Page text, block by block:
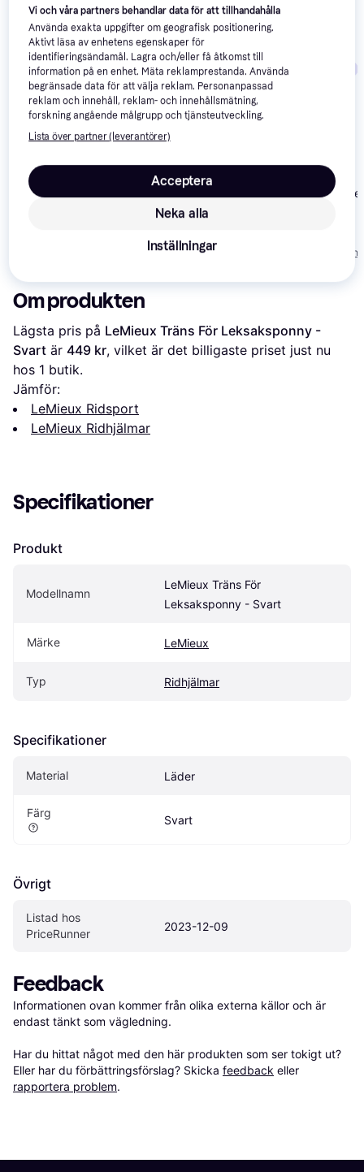
Vi har plockat fram ett urval av produkter som kanske skulle
intressera dig. Visa alla
Trendande
Back On Track EQ3
1 199 kr
Finn Tack
Från 792 kr/mån
Om produkten
Lägsta pris på LeMieux Träns För Leksaksponny -
Svart är 449 kr, vilket är det billigaste priset just nu
hos 1 butik.
Jämför:
LeMieux Ridsport
LeMieux Ridhjälmar
Specifikationer
Produkt
Modellnamn
LeMieux Träns För
Leksaksponny - Svart
Märke LeMieux
Typ Ridhjälmar
Specifikationer
Material Läder
Färg
Svart
Övrigt
Listad hos
PriceRunner
2023-12-09
Feedback
Informationen ovan kommer från olika externa källor och är
endast tänkt som vägledning.
Har du hittat något med den här produkten som ser tokigt ut?
Eller har du förbättringsförslag? Skicka feedback eller
rapportera problem.
Vi och våra partners behandlar data för att tillhandahålla
Använda exakta uppgifter om geografisk positionering.
Aktivt läsa av enhetens egenskaper för
identifieringsändamål. Lagra och/eller få åtkomst till
information på en enhet. Mäta reklamprestanda. Använda
begränsade data för att välja reklam. Personanpassad
reklam och innehåll, reklam- och innehållsmätning,
forskning angående målgrupp och tjänsteutveckling.
Lista över partner (leverantörer)
Neka alla
Acceptera
Inställningar